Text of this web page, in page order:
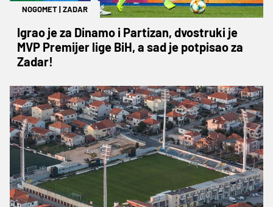
NOGOMET|ZADAR
Igrao je za Dinamo i Partizan, dvostruki je
MVP Premijer lige BiH, a sad je potpisao za
Zadar!